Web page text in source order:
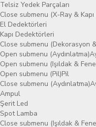
Telsiz Yedek Parçaları
Close submenu (X-Ray &
El Dedektörleri
Kapı Dedektörleri
Close submenu (Dekorasyon
Open submenu (Aydınlatma)
Open submenu (Işıldak &
Open submenu (Pil)Pil
Close submenu (Aydınlatma)
Ampul
Şerit Led
Spot Lamba
Close submenu (Işıldak &